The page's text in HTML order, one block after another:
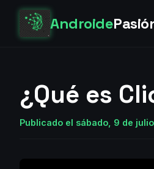
Androide
¿Qué es
Publicado el sábado, 9 de